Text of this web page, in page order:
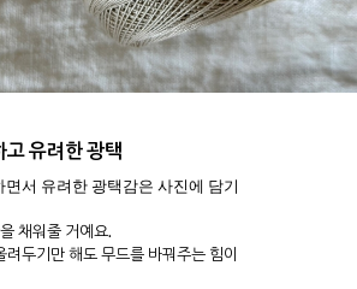
유려한 광택
서 유려한 광택감은 사진에 담기
채워줄 거예요.
두기만 해도 무드를 바꿔주는 힘이